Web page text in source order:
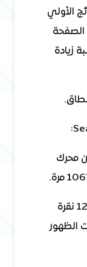
الأولي
كلمة فى الصفحة
زائر بنسبة زيادة
من محرك
فى 28-06-2024 كانت النقرات 121 نقرة
مرات الظهور